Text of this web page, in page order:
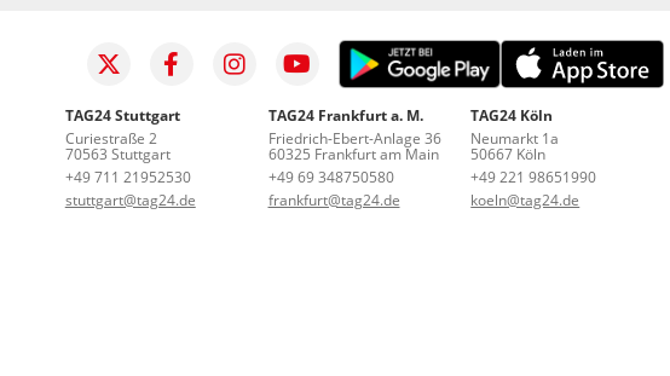
TAG24 Stuttgart
Curiestraße 2
70563 Stuttgart
+49 711 21952530
stuttgart@tag24.de
TAG24 Frankfurt a. M.
Friedrich-Ebert-Anlage 36
60325 Frankfurt am Main
+49 69 348750580
frankfurt@tag24.de
TAG24 Köln
Neumarkt 1a
50667 Köln
+49 221 98651990
koeln@tag24.de